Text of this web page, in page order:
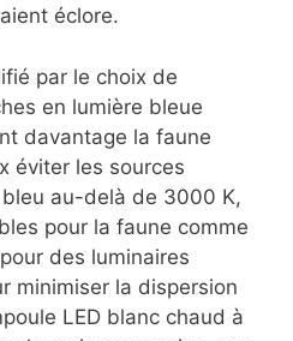
éclore.
par le choix de
en lumière bleue
davantage la faune
éviter les sources
au-delà de 3000 K,
pour la faune comme
des luminaires
minimiser la dispersion
LED blanc chaud à